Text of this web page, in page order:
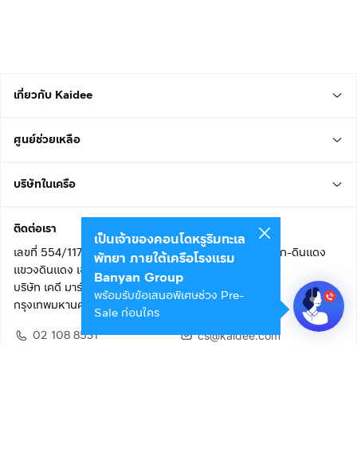
เกี่ยวกับ Kaidee
ศูนย์ช่วยเหลือ
บริษัทในเครือ
ติดต่อเรา
เลขที่ 554/117 อาคารสกายไนน์ เซ็นเตอร์ ชั้น 22 ถนนอโศก-ดินแดง
แขวงดินแดง เขตดินแดง
บริษัท เคดี มาร์เก็ตเพลส จำกัด (สำนักงานใหญ่)
กรุงเทพมหานคร 10400
02 108 8531
cs@kaidee.com
เป็นเจ้าของคอนโดหรูริมทะเล
พัทยา ภายใต้เครือโรงแรม
Banyan Group
พร้อมรับข้อเสนอพิเศษช่วง Pre-
Sale ก่อนใคร